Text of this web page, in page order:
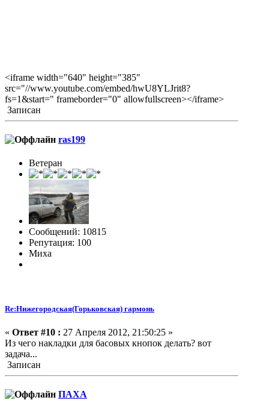
<iframe width="640" height="385"
src="//www.youtube.com/embed/hwU8YLJrit8?
fs=1&start=" frameborder="0" allowfullscreen></iframe>
Записан
ras199
Ветеран
Сообщений: 10815
Репутация: 100
Миха
Re:Нижегородская(Горьковская) гармонь
« Ответ #10 : 27 Апреля 2012, 21:50:25 »
Из чего накладки для басовых кнопок делать? вот
задача...
Записан
ПАХА